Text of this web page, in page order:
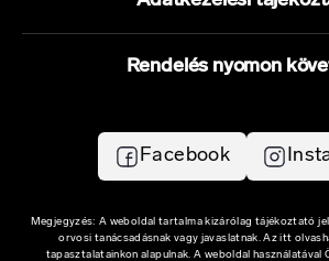
Rendelés nyomon
Facebook
Megjegyzés: A weboldal tartalma kizárólag tájékoztató
orvosi tanácsadásnak vagy javaslatnak. Az itt
tapasztalatainkon alapulnak. A weboldal használatával